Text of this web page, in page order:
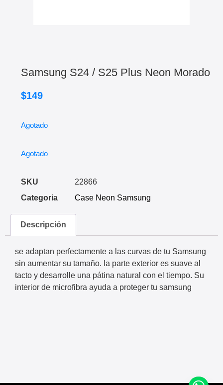
Samsung S24 / S25 Plus Neon Morado
$149
Agotado
Agotado
SKU
22866
Categoria
Case Neon Samsung
Descripción
se adaptan perfectamente a las curvas de tu Samsung
sin aumentar su tamaño. la parte exterior es suave al
tacto y desarrolle una pátina natural con el tiempo. Su
interior de microfibra ayuda a proteger tu samsung